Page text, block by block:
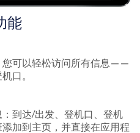
能
您可以轻松访问所有信息——
口。
到达/出发、登机口、登机
加到主页，并直接在应用程